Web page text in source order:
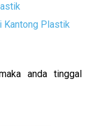
Kantong Plastik
anda tinggal